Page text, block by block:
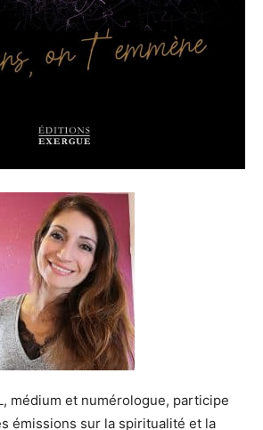
médium et numérologue, participe
émissions sur la spiritualité et la